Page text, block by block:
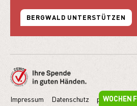
WOCHEN
BERGWALD UNTERSTÜTZEN
Impressum Datenschutz powered by